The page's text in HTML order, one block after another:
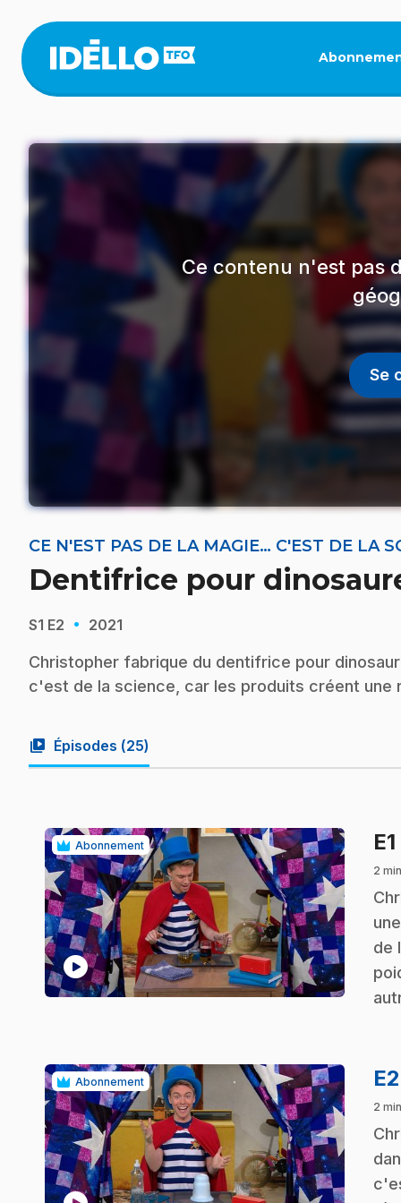
contenu
principal
Ce contenu n'est pas
Se
CE N'EST PAS DE LA MAGIE… C'EST DE LA
Dentifrice pour
S1 E2 · 2021
Christopher fabrique du dentifrice pour
c'est de la science, car les produits créent une
video_library Épisodes (25)
Abonnement
play_circle
E1
2 min
.
de
Abonnement E2
2 min
.